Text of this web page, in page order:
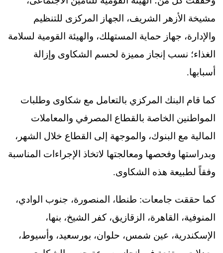
مشيخة الأزهر الشريف، الجهاز المركزى للتنظيم
والإدارة، جهاز حماية المستهلك، والهيئة القومية لسلامة
الغذاء؛ نسب إنجاز مميزة لحسم الشكاوى وإزالة
أسبابها.
كما قام البنك المركزي بالتعامل مع شكاوى وطلبات
المواطنين الخاصة بالقطاع المصرفي والمعاملات
المالية مع البنوك، والموجهة إلى القطاع خلال الشهر،
وبدراستها وفحصها ومعالجتها لاتخاذ الإجراءات المناسبة
وفقاً لطبيعة هذه الشكاوى.
كما حققت جامعات: طنطا، المنصورة، جنوب الوادي،
المنوفية، القاهرة، الزقازيق، كفر الشيخ، بنها،
الإسكندرية، عين شمس، حلوان، بورسعيد، وأسيوط،